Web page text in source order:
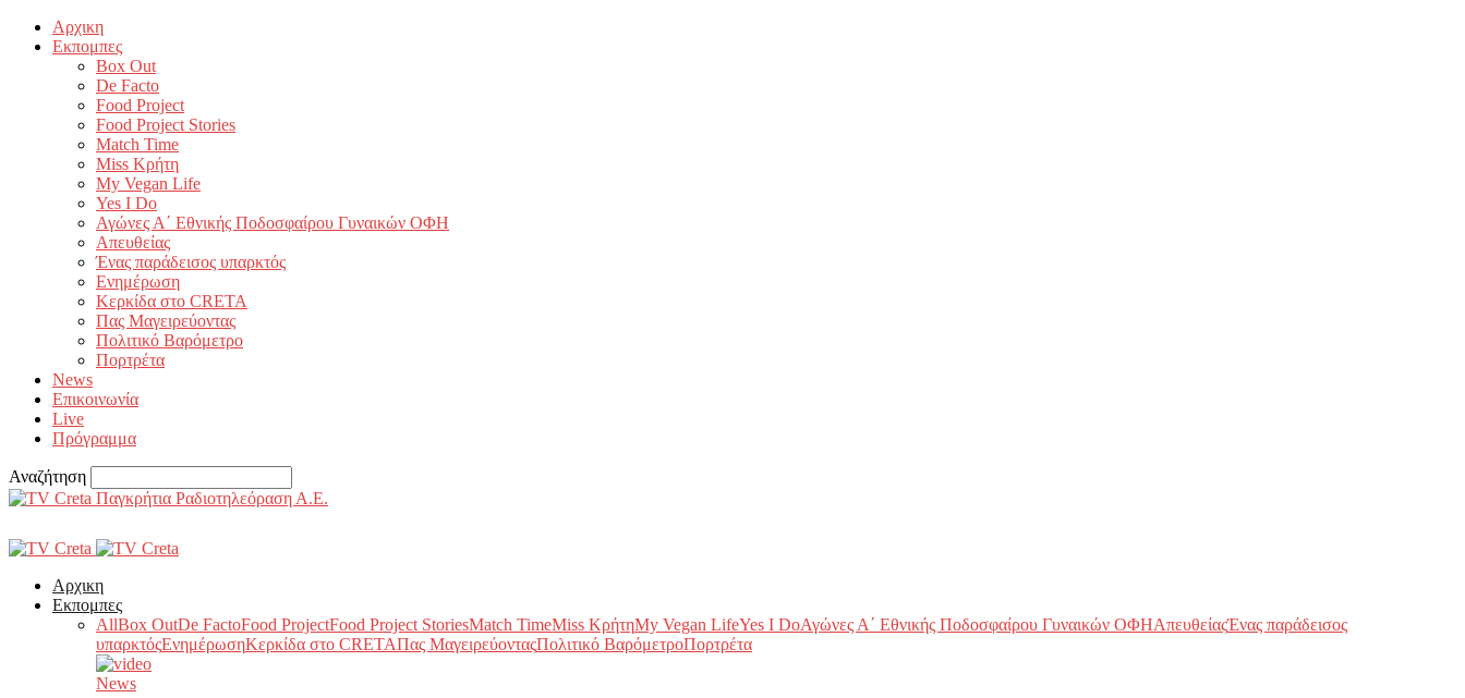
Αρχικη
Εκπομπες
Box Out
De Facto
Food Project
Food Project Stories
Match Time
Miss Κρήτη
My Vegan Life
Yes I Do
Αγώνες Α΄ Εθνικής Ποδοσφαίρου Γυναικών ΟΦΗ
Απευθείας
Ένας παράδεισος υπαρκτός
Ενημέρωση
Κερκίδα στο CRETA
Πας Μαγειρεύοντας
Πολιτικό Βαρόμετρο
Πορτρέτα
News
Επικοινωνία
Live
Πρόγραμμα
Αναζήτηση
Παγκρήτια Ραδιοτηλεόραση Α.Ε.
Αρχικη
Εκπομπες
AllBox OutDe FactoFood ProjectFood Project StoriesMatch TimeMiss ΚρήτηMy Vegan LifeYes I DoΑγώνες Α΄ Εθνικής Ποδοσφαίρου Γυναικών ΟΦΗΑπευθείαςΈνας παράδεισος
υπαρκτόςΕνημέρωσηΚερκίδα στο CRETAΠας ΜαγειρεύονταςΠολιτικό ΒαρόμετροΠορτρέτα
News